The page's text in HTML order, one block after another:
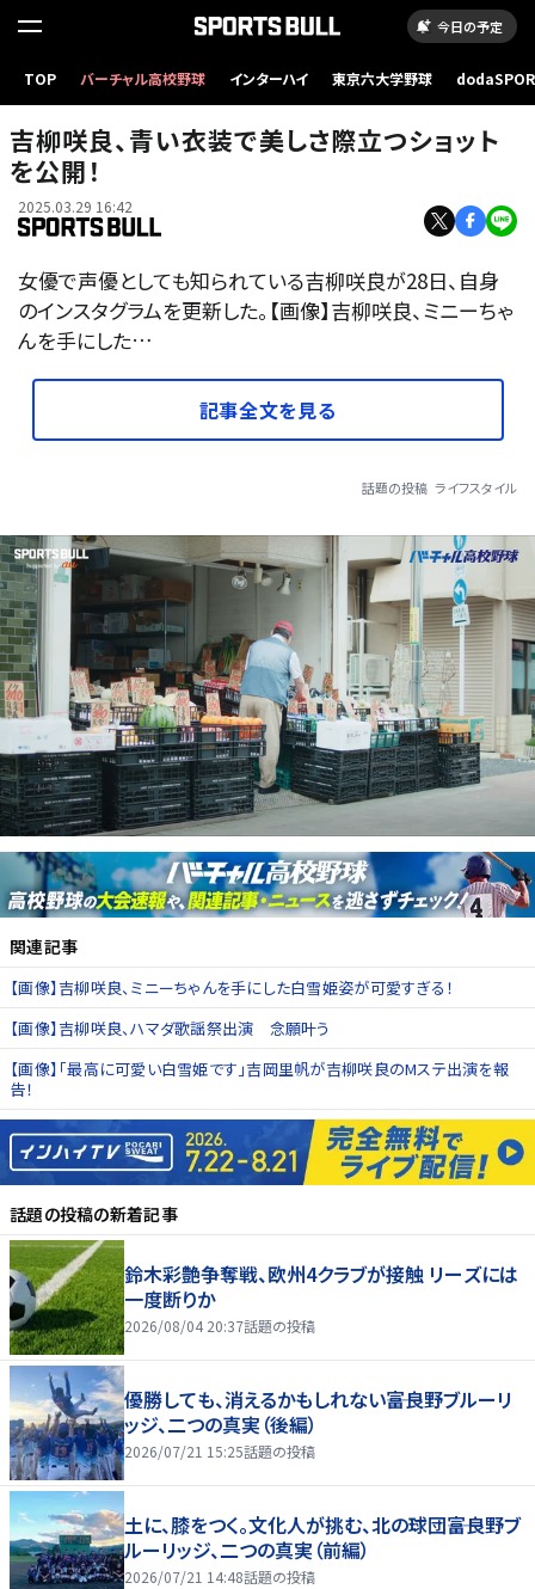
今日の予定
TOP バーチャル高校野球 インターハイ 東京六大学野球
吉柳咲良、青い衣装で美しさ際立つショット
を公開！
2025.03.29 16:42
女優で声優としても知られている吉柳咲良が28日、自身
のインスタグラムを更新した。【画像】吉柳咲良、ミニーちゃ
んを手にした…
記事全文を見る
話題の投稿 ライフスタイル
関連記事
【画像】吉柳咲良、ミニーちゃんを手にした白雪姫姿が可愛すぎる！
【画像】吉柳咲良、ハマダ歌謡祭出演 念願叶う
【画像】「最高に可愛い白雪姫です」吉岡里帆が吉柳咲良のMステ出演を報
告！
話題の投稿の新着記事
鈴木彩艶争奪戦、欧州4クラブが接触 リーズには
一度断りか
2026/08/04 20:37話題の投稿
優勝しても、消えるかもしれない――富良野ブルーリ
ッジ、二つの真実（後編）
2026/07/21 15:25話題の投稿
土に、膝をつく。文化人が挑む、北の球団――富良野ブ
ルーリッジ、二つの真実（前編）
2026/07/21 14:48話題の投稿